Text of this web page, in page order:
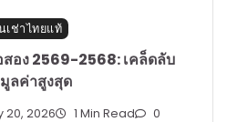
เช่าไทยแท้
อง 2569-2568: เคล็ดลับ
ลค่าสูงสุด
20, 2026 1 Min Read 0